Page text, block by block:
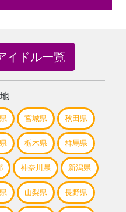
イドル一覧
宮城県 秋田県
栃木県 群馬県
神奈川県 新潟県
山梨県 長野県